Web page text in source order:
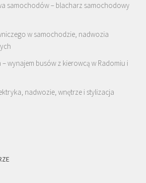
samochodów – blacharz samochodowy
w samochodzie, nadwozia
wynajem busów z kierowcą w Radomiu i
nadwozie, wnętrze i stylizacja